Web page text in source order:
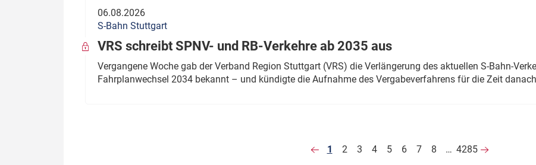
06.08.2026
S-Bahn Stuttgart
VRS schreibt SPNV- und RB-Verkehre ab 2035 aus
Vergangene Woche gab der Verband Region Stuttgart (VRS) die Verlängerung des aktuellen S-Bahn-
Fahrplanwechsel 2034 bekannt – und kündigte die Aufnahme des Vergabeverfahrens für die Zeit
1 2 3 4 5 6 7 8 … 4285